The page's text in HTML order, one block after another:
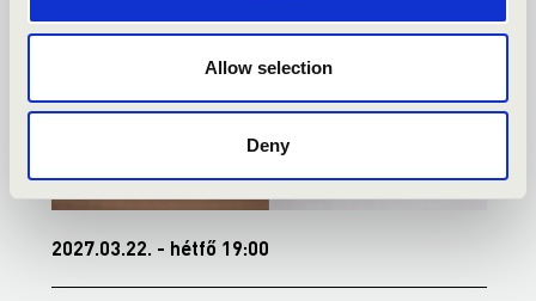
Allow selection
Deny
2027.03.22. - hétfő 19:00